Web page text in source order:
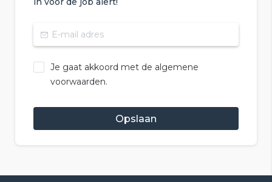
Je gaat akkoord met de algemene
voorwaarden.
Opslaan